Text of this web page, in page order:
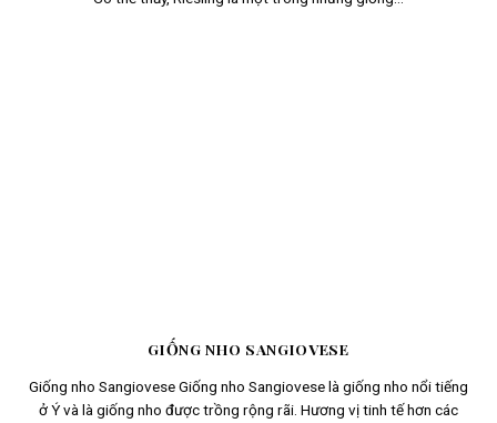
GIỐNG NHO SANGIOVESE
Giống nho Sangiovese Giống nho Sangiovese là giống nho nổi tiếng
ở Ý và là giống nho được trồng rộng rãi. Hương vị tinh tế hơn các